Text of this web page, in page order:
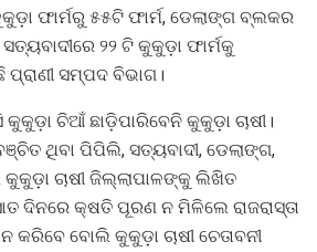
ଫାର୍ମରୁ ୫୫ଟି ଫାର୍ମ, ଡେଲାଙ୍ଗ ବ୍ଲକର
୨୨ ଟି କୁକୁଡ଼ା ଫାର୍ମକୁ
ସମ୍ପଦ ବିଭାଗ।
ଚିଆଁ ଛାଡ଼ିପାରିବେନି କୁକୁଡ଼ା ଚାଷୀ।
ଥିବା ପିପିଲି, ସତ୍ୟବାଦୀ, ଡେଲାଙ୍ଗ,
କୁକୁଡ଼ା ଚାଷୀ ଜିଲ୍ଲାପାଳଙ୍କୁ ଲିଖିତ
ଦିନରେ କ୍ଷତି ପୂରଣ ନ ମିଳିଲେ ରାଜରାସ୍ତା
ବୋଲି କୁକୁଡ଼ା ଚାଷୀ ଚେତାବନୀ